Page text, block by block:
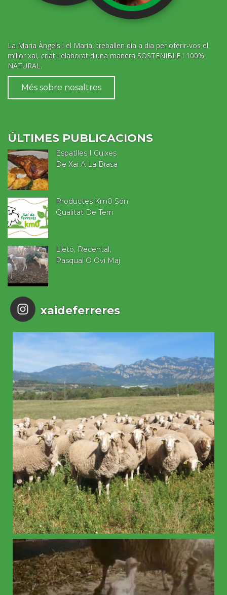
La Maria Àngels i el Marià, treballen dia a dia per oferir-vos el
millor xai, criat i elaborat d'una manera SOSTENIBLE i 100%
NATURAL.
Més sobre nosaltres
ÚLTIMES PUBLICACIONS
Espatlles I Cuixes
De Xai A La Brasa
Productes Km0 Són
Qualitat De Terri
Lletó, Recental,
Pasqual O Oví Maj
xaideferreres